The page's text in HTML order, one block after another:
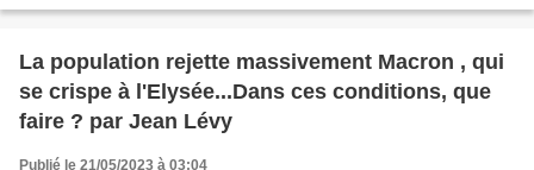
La population rejette massivement Macron , qui
se crispe à l'Elysée...Dans ces conditions, que
faire ? par Jean Lévy
Publié le 21/05/2023 à 03:04